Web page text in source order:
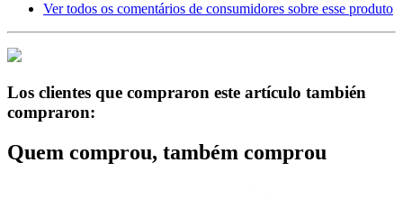
Ver todos os comentários de consumidores sobre esse produto
Los clientes que compraron este artículo también
compraron:
Quem comprou, também comprou